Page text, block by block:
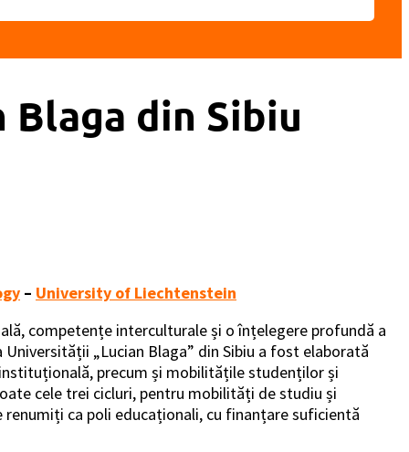
din Sibiu
– University of Liechtenstein
competențe interculturale și o înțelegere profundă a
„Lucian Blaga” din Sibiu a fost elaborată
precum și mobilitățile studenților și
cele trei cicluri, pentru mobilități de studiu și
ca poli educaționali, cu finanțare suficientă